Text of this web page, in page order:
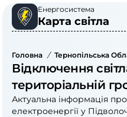
Енергосистема
Карта світла
Головна / Тернопільська
Відключення
територіальній
Актуальна інформація
електроенергії у